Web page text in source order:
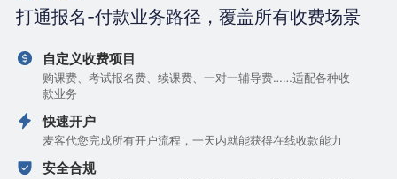
打通报名-付款业务路径，覆盖所有收费场景
自定义收费项目
购课费、考试报名费、续课费、一对一辅导费……适配各种收
款业务
快速开户
麦客代您完成所有开户流程，一天内就能获得在线收款能力
安全合规